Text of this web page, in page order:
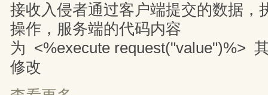
接收入侵者通过客户端提交的数据，
操作，服务端的代码内容
为 <%execute request("value")%>
修改